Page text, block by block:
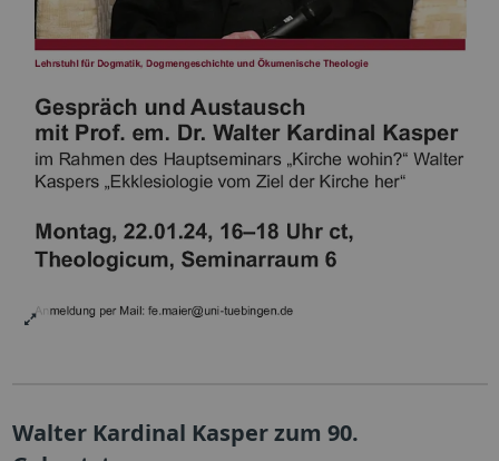
Walter Kardinal Kasper zum 90.